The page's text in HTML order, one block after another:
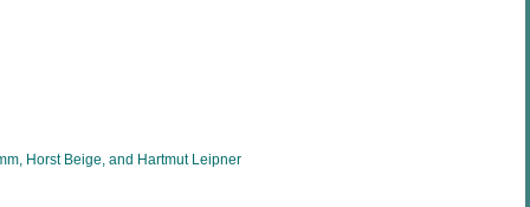
Horst Beige, and Hartmut Leipner